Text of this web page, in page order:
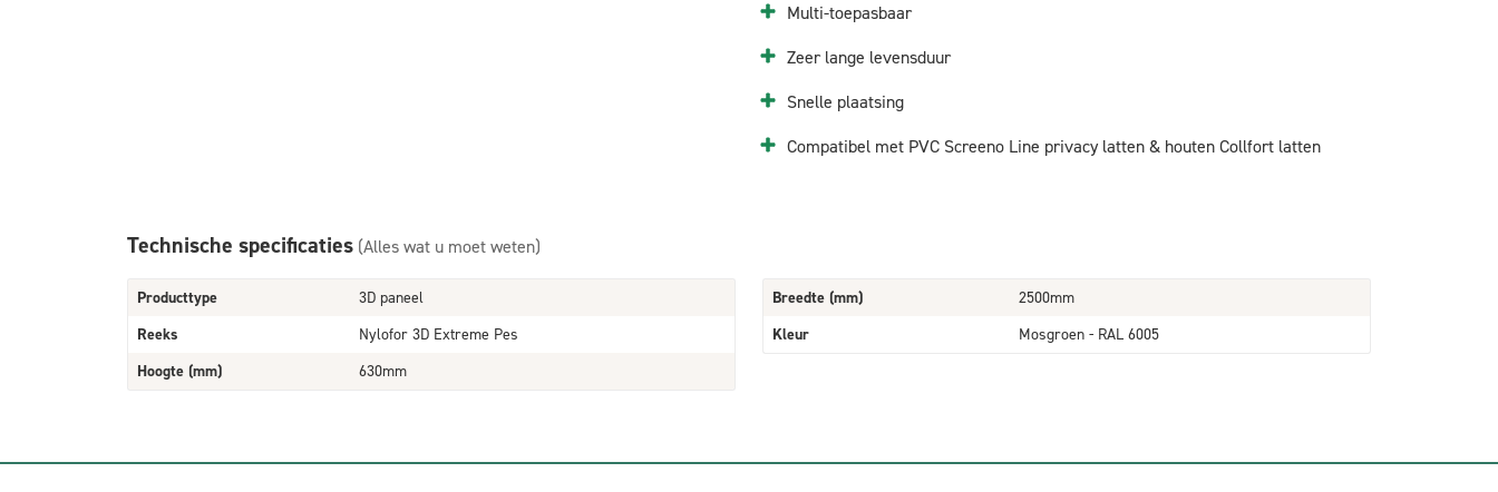
Multi-toepasbaar
Zeer lange levensduur
Snelle plaatsing
Compatibel met PVC Screeno Line privacy latten & houten Collfort latten
Technische specificaties (Alles wat u moet weten)
Producttype
3D paneel
Reeks
Nylofor 3D Extreme Pes
Hoogte (mm)
630mm
Breedte (mm)
2500mm
Kleur
Mosgroen - RAL 6005